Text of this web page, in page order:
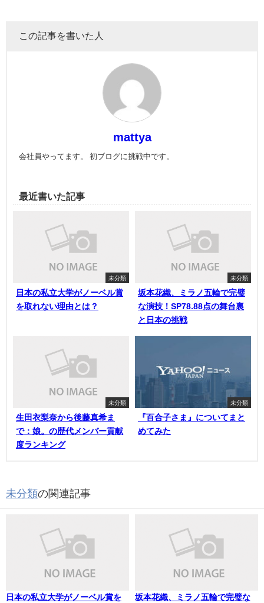
この記事を書いた人
mattya
会社員やってます。 初ブログに挑戦中です。
最近書いた記事
未分類
日本の私立大学がノーベル賞
を取れない理由とは？
未分類
坂本花織、ミラノ五輪で完璧
な演技！SP78.88点の舞台裏
と日本の挑戦
未分類
生田衣梨奈から後藤真希ま
で：娘。の歴代メンバー貢献
度ランキング
未分類
『百合子さま』についてまと
めてみた
未分類の関連記事
日本の私立大学がノーベル賞を
坂本花織、ミラノ五輪で完璧な